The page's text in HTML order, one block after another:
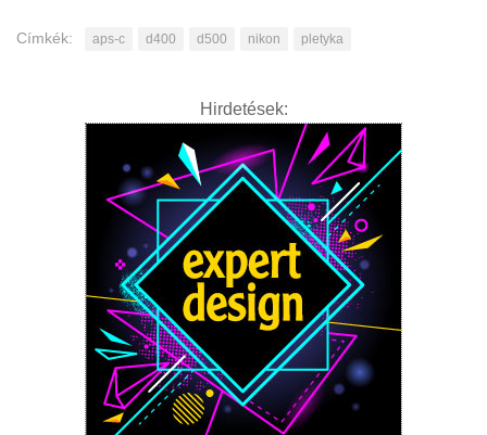
Címkék: aps-c d400 d500 nikon pletyka
Hirdetések: